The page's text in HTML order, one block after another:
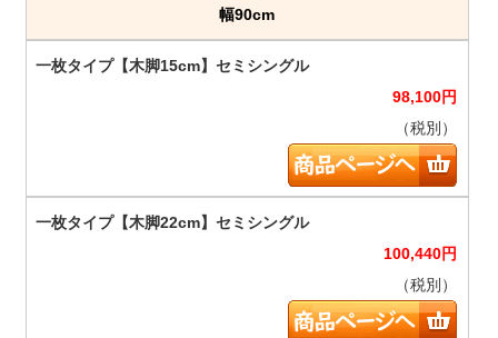
幅90cm
98,100円
（税別）
100,440円
（税別）